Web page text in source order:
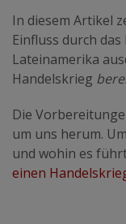
In diesem Artikel
Einfluss durch
Lateinamerika
Handelskrieg
Die
um uns herum.
und wohin es
einen